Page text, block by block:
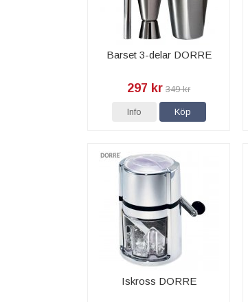
Barset 3-delar DORRE
297 kr 349 kr
Info Köp
Iskross DORRE